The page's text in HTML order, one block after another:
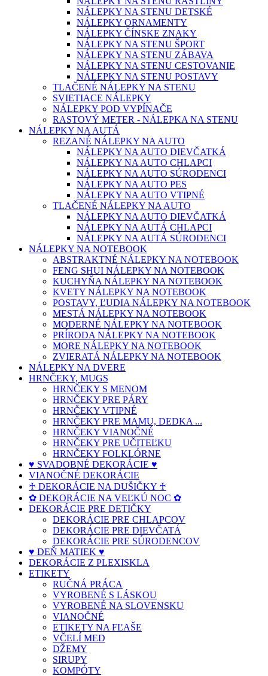
NÁLEPKY NA STENU DETSKÉ
NÁLEPKY ORNAMENTY
NÁLEPKY ČÍNSKE ZNAKY
NÁLEPKY NA STENU ŠPORT
NÁLEPKY NA STENU ZÁBAVA
NÁLEPKY NA STENU CESTOVANIE
NÁLEPKY NA STENU POSTAVY
TLAČENÉ NÁLEPKY NA STENU
SVIETIACE NÁLEPKY
NÁLEPKY POD VYPÍNAČE
RASTOVÝ METER - NÁLEPKA NA STENU
NÁLEPKY NA AUTÁ
REZANÉ NÁLEPKY NA AUTO
NÁLEPKY NA AUTO DIEVČATKÁ
NÁLEPKY NA AUTO CHLAPCI
NÁLEPKY NA AUTO SÚRODENCI
NÁLEPKY NA AUTO PES
NÁLEPKY NA AUTO VTIPNÉ
TLAČENÉ NÁLEPKY NA AUTO
NÁLEPKY NA AUTO DIEVČATKÁ
NÁLEPKY NA AUTÁ CHLAPCI
NÁLEPKY NA AUTÁ SÚRODENCI
NÁLEPKY NA NOTEBOOK
ABSTRAKTNÉ NÁLEPKY NA NOTEBOOK
FENG SHUI NÁLEPKY NA NOTEBOOK
KUCHYŇA NÁLEPKY NA NOTEBOOK
KVETY NÁLEPKY NA NOTEBOOK
POSTAVY, ĽUDIA NÁLEPKY NA NOTEBOOK
MESTÁ NÁLEPKY NA NOTEBOOK
MODERNÉ NÁLEPKY NA NOTEBOOK
PRÍRODA NÁLEPKY NA NOTEBOOK
MORE NÁLEPKY NA NOTEBOOK
ZVIERATÁ NÁLEPKY NA NOTEBOOK
NÁLEPKY NA DVERE
HRNČEKY, MUGS
HRNČEKY S MENOM
HRNČEKY PRE PÁRY
HRNČEKY VTIPNÉ
HRNČEKY PRE MAMU, DEDKA ...
HRNČEKY VIANOČNÉ
HRNČEKY PRE UČITEĽKU
HRNČEKY FOLKLÓRNE
♥ SVADOBNÉ DEKORÁCIE ♥
VIANOČNÉ DEKORÁCIE
♰ DEKORÁCIE NA DUŠIČKY ♰
✿ DEKORÁCIE NA VEĽKÚ NOC ✿
DEKORÁCIE PRE DETIČKY
DEKORÁCIE PRE CHLAPCOV
DEKORÁCIE PRE DIEVČATÁ
DEKORÁCIE PRE SÚRODENCOV
♥ DEŇ MATIEK ♥
DEKORÁCIE Z PLEXISKLA
ETIKETY
RUČNÁ PRÁCA
VYROBENÉ S LÁSKOU
VYROBENÉ NA SLOVENSKU
VIANOČNÉ
ETIKETY NA FĽAŠE
VČELÍ MED
DŽEMY
SIRUPY
KOMPÓTY